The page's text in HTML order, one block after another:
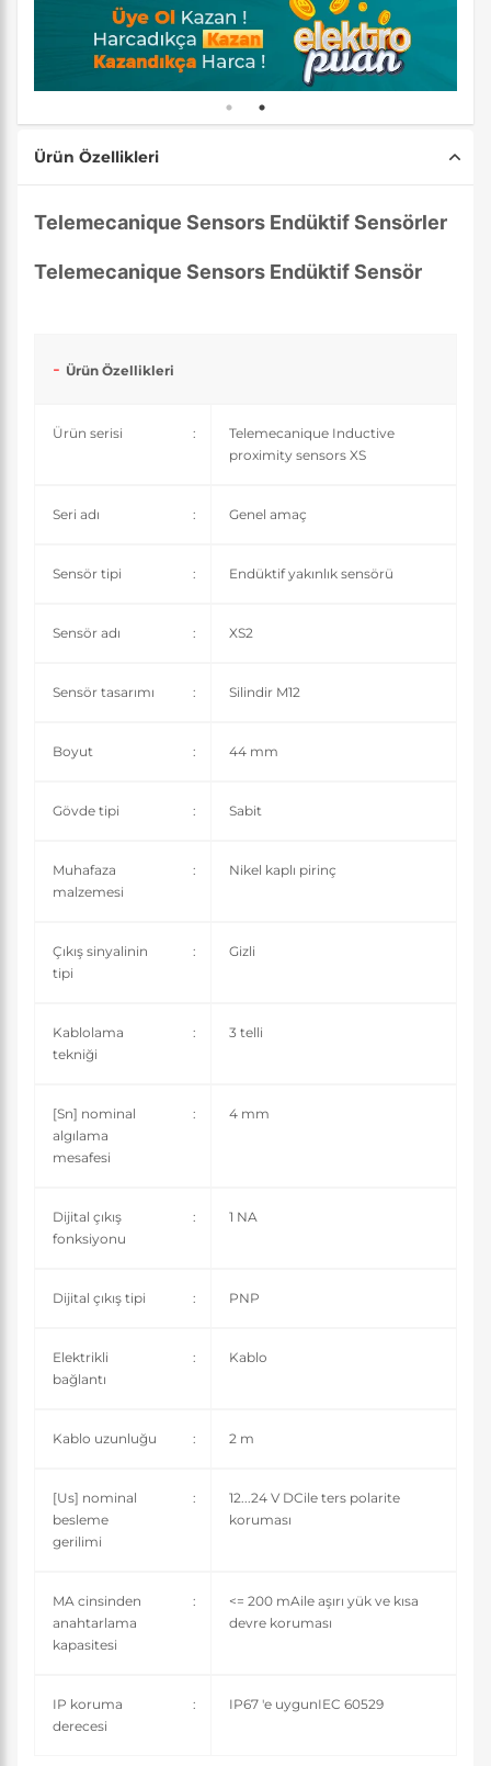
Ürün Özellikleri
Telemecanique Sensors Endüktif Sensörler
Telemecanique Sensors Endüktif Sensör
Ürün Özellikleri
Ürün serisi :
Telemecanique Inductive
proximity sensors XS
Seri adı : Genel amaç
Sensör tipi : Endüktif yakınlık sensörü
Sensör adı : XS2
Sensör tasarımı : Silindir M12
Boyut : 44 mm
Gövde tipi : Sabit
Muhafaza
malzemesi
: Nikel kaplı pirinç
Çıkış sinyalinin
tipi
: Gizli
Kablolama
tekniği
: 3 telli
[Sn] nominal
algılama
mesafesi
: 4 mm
Dijital çıkış
fonksiyonu
: 1 NA
Dijital çıkış tipi : PNP
Elektrikli
bağlantı
: Kablo
Kablo uzunluğu : 2 m
[Us] nominal
besleme
gerilimi
:
12...24 V DCile ters polarite
koruması
MA cinsinden
anahtarlama
kapasitesi
:
<= 200 mAile aşırı yük ve kısa
devre koruması
IP koruma
derecesi
: IP67 'e uygunIEC 60529